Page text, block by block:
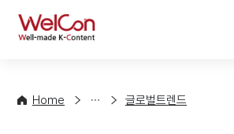
WelCon
Home
향
글로벌트렌드